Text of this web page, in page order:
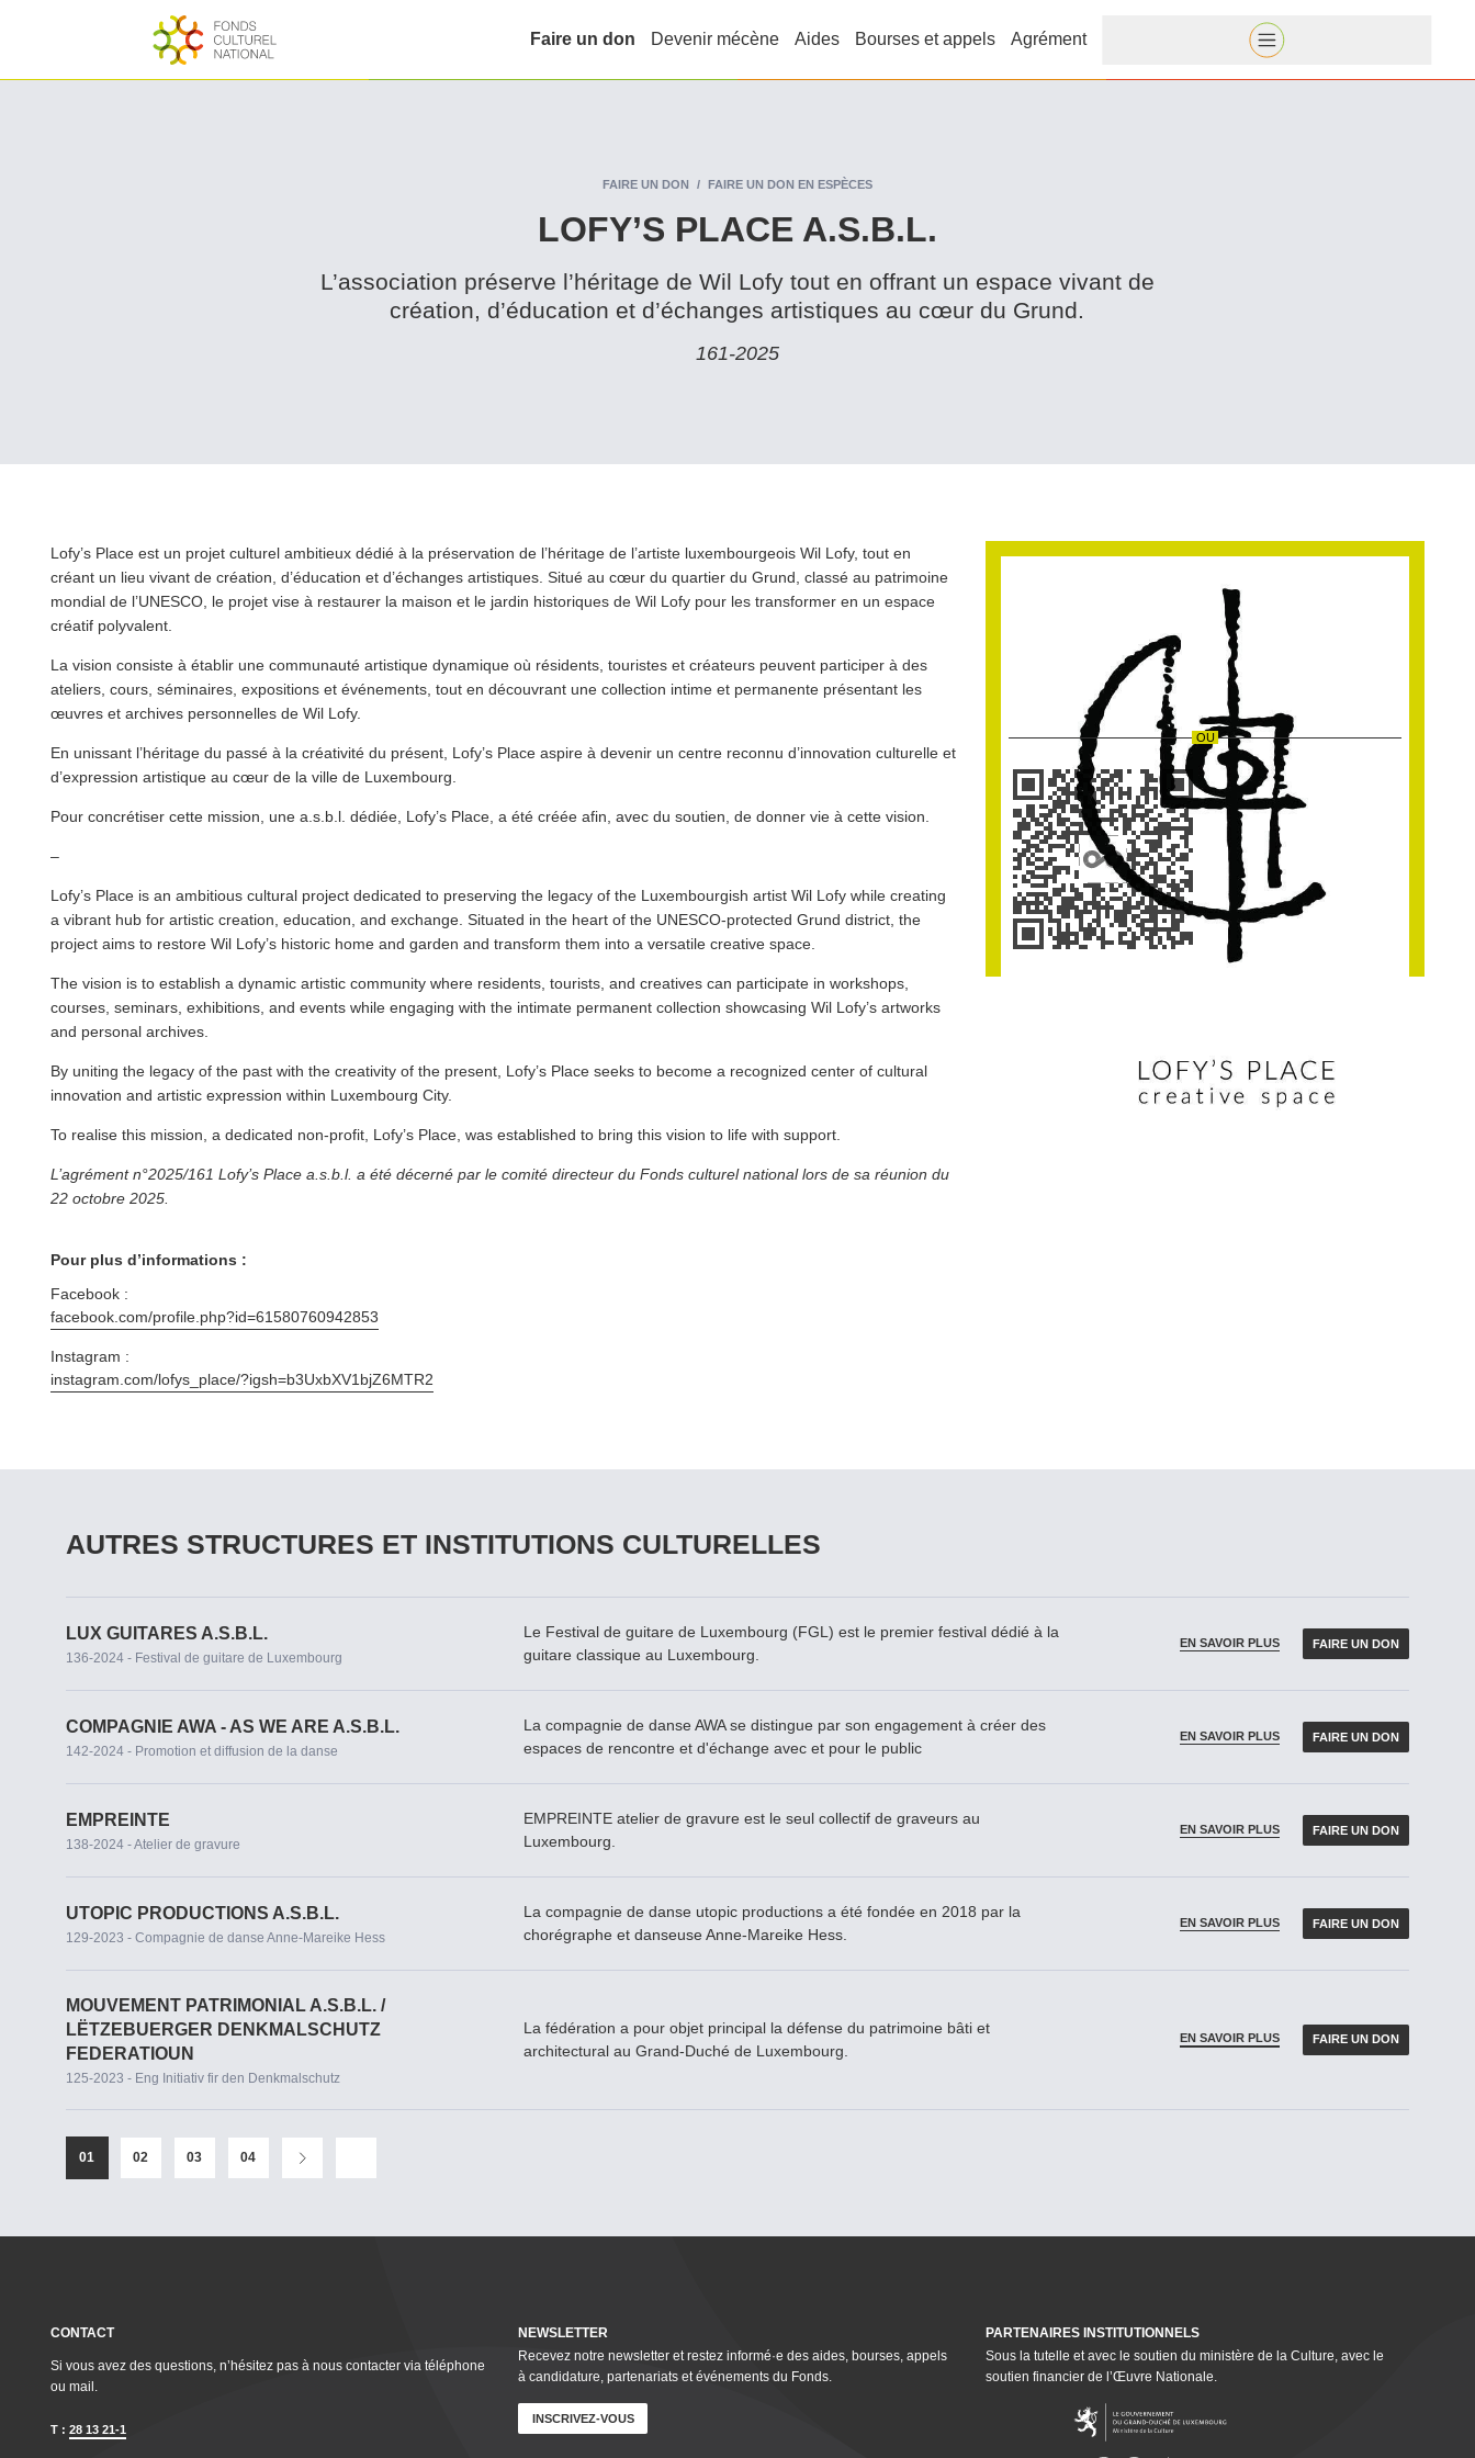
Faire un don Devenir mécène Aides Bourses et appels Agrément
FAIRE UN DON FAIRE UN DON EN ESPÈCES
LOFY’S PLACE A.S.B.L.
L’as­so­ci­a­tion préserve l’héritage de Wil Lofy tout en offrant un espace vivant de
création, d’éducation et d’échanges artistiques au cœur du Grund.
161‑2025
Lofy’s Place est un projet culturel ambitieux dédié à la préser­va­tion de l’héritage de l’artiste lux­em­bour­geois Wil Lofy, tout en
créant un lieu vivant de création, d’éducation et d’échanges artistiques. Situé au cœur du quartier du Grund, classé au patrimoine
mondial de l’UNESCO, le projet vise à restaurer la maison et le jardin historiques de Wil Lofy pour les transformer en un espace
créatif polyvalent.
La vision consiste à établir une communauté artistique dynamique où résidents, touristes et créateurs peuvent participer à des
ateliers, cours, séminaires, expositions et événements, tout en découvrant une collection intime et permanente présentant les
œuvres et archives per­son­nelles de Wil Lofy.
En unissant l’héritage du passé à la créativité du présent, Lofy’s Place aspire à devenir un centre reconnu d’in­no­va­tion culturelle et
d’ex­pres­sion artistique au cœur de la ville de Luxembourg.
Pour concrétiser cette mission, une a.s.b.l. dédiée, Lofy’s Place, a été créée afin, avec du soutien, de donner vie à cette vision.
–
Lofy’s Place is an ambitious cultural project dedicated to preserving the legacy of the Lux­em­bour­gish artist Wil Lofy while creating
a vibrant hub for artistic creation, education, and exchange. Situated in the heart of the UNESCO-protected Grund district, the
project aims to restore Wil Lofy’s historic home and garden and transform them into a versatile creative space.
The vision is to establish a dynamic artistic community where residents, tourists, and creatives can participate in workshops,
courses, seminars, exhibitions, and events while engaging with the intimate permanent collection showcasing Wil Lofy’s artworks
and personal archives.
By uniting the legacy of the past with the creativity of the present, Lofy’s Place seeks to become a recognized center of cultural
innovation and artistic expression within Luxembourg City.
To realise this mission, a dedicated non-profit, Lofy’s Place, was established to bring this vision to life with support.
L’agrément n°2025/161 Lofy’s Place a.s.b.l. a été décerné par le comité directeur du Fonds culturel national lors de sa réunion du
22 octobre 2025.
Pour plus d’informations :
Facebook :
facebook​.com/​p​r​o​f​i​l​e​.​p​h​p​?​i​d​=​6​1​5​8​0​7​6​0​9​42853
Instagram :
instagram​.com/​l​o​f​y​s​_​p​l​a​c​e​/​?​i​g​s​h​=​b​3​U​x​b​X​V​1​b​j​Z​6MTR2
Lofy’s Place a.s.b.l.
161‑2025 — Activités culturelles
FAIRE UN DON
OU
AUTRES STRUCTURES ET INSTITUTIONS CULTURELLES
LUX GUITARES A.S.B.L.
136-2024 - Festival de guitare de Luxembourg
Le Festival de guitare de Luxembourg (FGL) est le premier festival dédié à la
guitare classique au Luxembourg.
EN SAVOIR PLUS FAIRE UN DON
COMPAGNIE AWA - AS WE ARE A.S.B.L.
142-2024 - Promotion et diffusion de la danse
La compagnie de danse AWA se distingue par son engagement à créer des
espaces de rencontre et d'échange avec et pour le public
EN SAVOIR PLUS FAIRE UN DON
EMPREINTE
138-2024 - Atelier de gravure
EMPREINTE atelier de gravure est le seul collectif de graveurs au
Luxembourg.
EN SAVOIR PLUS FAIRE UN DON
UTOPIC PRODUCTIONS A.S.B.L.
129-2023 - Compagnie de danse Anne-Mareike Hess
La compagnie de danse utopic productions a été fondée en 2018 par la
chorégraphe et danseuse Anne-Mareike Hess.
EN SAVOIR PLUS FAIRE UN DON
MOUVEMENT PATRIMONIAL A.S.B.L. /
LËTZEBUERGER DENKMALSCHUTZ
FEDERATIOUN
125-2023 - Eng Initiativ fir den Denkmalschutz
La fédération a pour objet principal la défense du patrimoine bâti et
architectural au Grand-­Duché de Luxembourg.
EN SAVOIR PLUS FAIRE UN DON
01 02 03 04
CONTACT
Si vous avez des questions, n’hésitez pas à nous contacter via téléphone
ou mail.
T : 28 13 21-1
NEWSLETTER
Recevez notre newsletter et restez informé·e des aides, bourses, appels
à candidature, parte­nar­i­ats et événements du Fonds.
INSCRIVEZ-VOUS
PARTENAIRES INSTI­TU­TION­NELS
Sous la tutelle et avec le soutien du ministère de la Culture, avec le
soutien financier de l’Œuvre Nationale.